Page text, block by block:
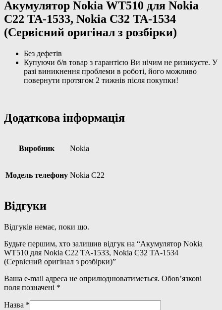
(Сервісний
оригінал
з
розбірки)
кількість
Акумулятор Nokia WT510 для Nokia
C22 TA-1533, Nokia C32 TA-1534
(Сервісний оригінал з розбірки)
Без дефетів
Купуючи б/в товар з гарантією Ви нічим не ризикуєте. У
разі виникнення проблеми в роботі, його можливо
повернути протягом 2 тижнів після покупки!
Додаткова інформація
Виробник Nokia
Модель телефону Nokia C22
Відгуки
Відгуків немає, поки що.
Будьте першим, хто залишив відгук на “Акумулятор Nokia
WT510 для Nokia C22 TA-1533, Nokia C32 TA-1534
(Сервісний оригінал з розбірки)”
Ваша e-mail адреса не оприлюднюватиметься. Обов’язкові
поля позначені *
Назва *